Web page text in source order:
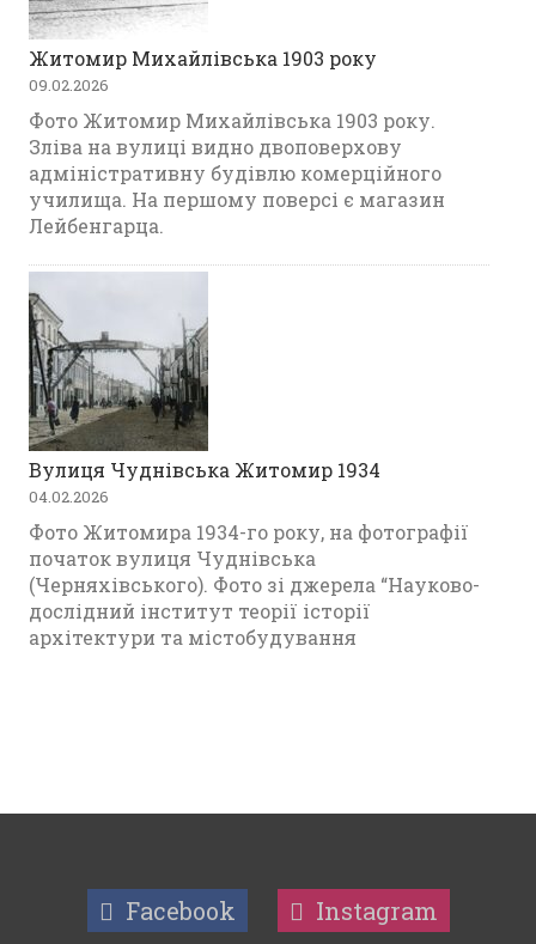
Житомир Михайлівська 1903 року
09.02.2026
Фото Житомир Михайлівська 1903 року.
Зліва на вулиці видно двоповерхову
адміністративну будівлю комерційного
училища. На першому поверсі є магазин
Лейбенгарца.
Вулиця Чуднівська Житомир 1934
04.02.2026
Фото Житомира 1934-го року, на фотографії
початок вулиця Чуднівська
(Черняхівського). Фото зі джерела “Науково-
дослідний інститут теорії історії
архітектури та містобудування
Facebook Instagram